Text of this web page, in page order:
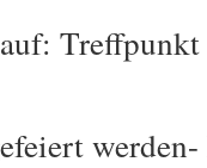
Treffpunkt